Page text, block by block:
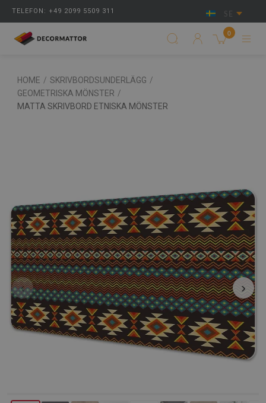
TELEFON: +49 2099 5509 311 SE
0
HOME / SKRIVBORDSUNDERLÄGG /
GEOMETRISKA MÖNSTER /
MATTA SKRIVBORD ETNISKA MÖNSTER
‹ ›